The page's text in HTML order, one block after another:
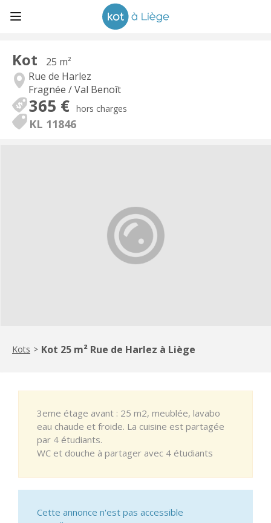
Kot
25 m²
Rue de Harlez
Fragnée / Val Benoît
365 € hors charges
KL 11846
Kots > Kot 25 m² Rue de Harlez à Liège
3eme étage avant : 25 m2, meublée, lavabo
eau chaude et froide. La cuisine est partagée
par 4 étudiants.
WC et douche à partager avec 4 étudiants
Cette annonce n'est pas accessible